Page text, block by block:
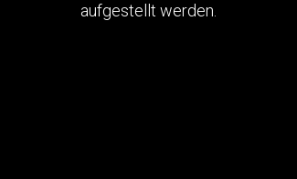
aufgestellt werden.